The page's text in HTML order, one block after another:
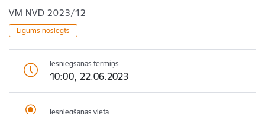
VM NVD 2023/12
Līgums noslēgts
Iesniegšanas termiņš
10:00, 22.06.2023
Iesniegšanas vieta